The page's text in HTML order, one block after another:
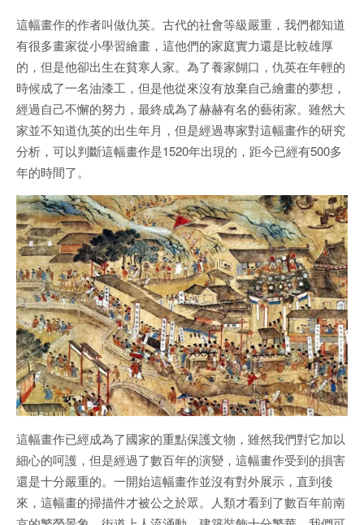
這幅畫作的作者叫做仇英。古代的社會等級嚴重，我們都知道
有很多畫家從小學習繪畫，這他們的家庭實力還是比較雄厚
的，但是他卻出生在貧寒人家。為了養家餬口，仇英在年輕的
時候成了一名油漆工，但是他從來沒有放棄自己繪畫的夢想，
經過自己不懈的努力，最終成為了赫赫有名的藝術家。雖然大
家並不知道仇英的出生年月，但是經過專家對這幅畫作的研究
分析，可以判斷這幅畫作是1520年出現的，距今已經有500多
年的時間了。
這幅畫作已經成為了國家的重點保護文物，雖然我們對它加以
細心的呵護，但是經過了數百年的演變，這幅畫作受到的損害
還是十分嚴重的。一開始這幅畫作並沒有對外展示，直到後
來，這幅畫的掃描件才被公之於眾。人類才看到了數百年前南